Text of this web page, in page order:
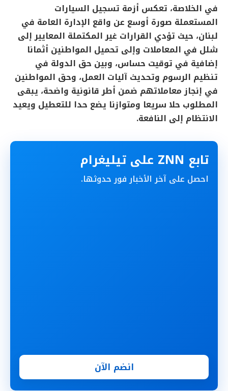
في الخلاصة، تعكس أزمة تسجيل السيارات
المستعملة صورة أوسع عن واقع الإدارة العامة في
لبنان، حيث تؤدي القرارات غير المكتملة المعايير إلى
شلل في المعاملات وإلى تحميل المواطنين أثمانا
إضافية في توقيت حساس، وبين حق الدولة في
تنظيم الرسوم وتحديث آليات العمل، وحق المواطنين
في إنجاز معاملاتهم ضمن أطر قانونية واضحة، يبقى
المطلوب حلا سريعا ومتوازنا يضع حدا للتعطيل ويعيد
الانتظام إلى النافعة.
تابع ZNN على تيليغرام
احصل على آخر الأخبار فور حدوثها.
انضم الآن